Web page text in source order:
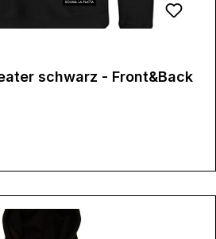
schwarz - Front&Back